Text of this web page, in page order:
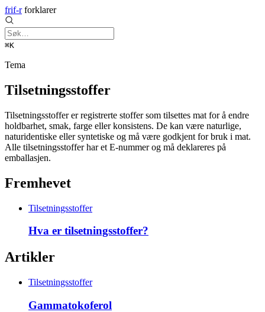
frif-r forklarer
⌘K
Tema
Tilsetningsstoffer
Tilsetningsstoffer er registrerte stoffer som tilsettes mat for å endre
holdbarhet, smak, farge eller konsistens. De kan være naturlige,
naturidentiske eller syntetiske og må være godkjent for bruk i mat.
Alle tilsetningsstoffer har et E-nummer og må deklareres på
emballasjen.
Fremhevet
Tilsetningsstoffer
Hva er tilsetningsstoffer?
Artikler
Tilsetningsstoffer
Gammatokoferol